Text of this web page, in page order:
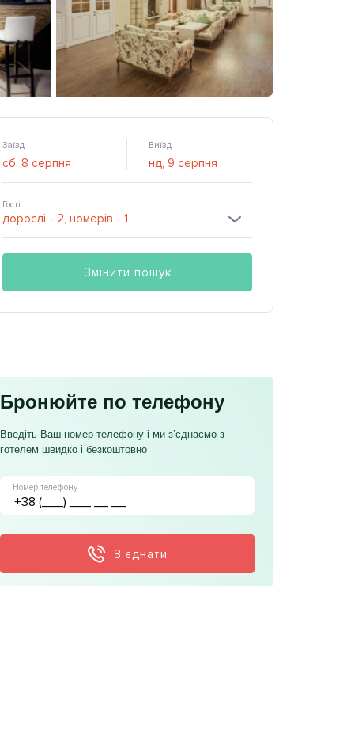
Заїзд Виїзд
Гості
Змінити пошук
Бронюйте по телефону
Введіть Ваш номер телефону і ми з’єднаємо з
готелем швидко і безкоштовно
Номер телефону
З’єднати